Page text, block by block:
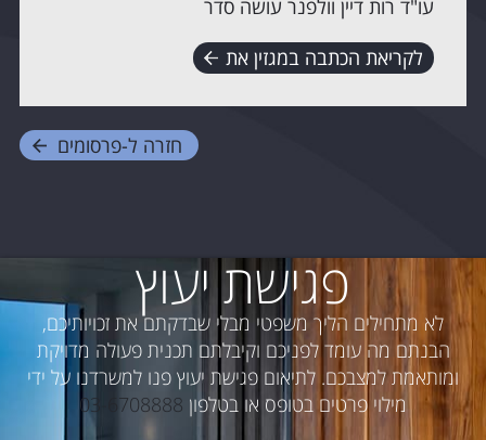
עו"ד רות דיין וולפנר עושה סדר
לקריאת הכתבה במגזין את
חזרה ל-פרסומים
פגישת יעוץ
לא מתחילים הליך משפטי מבלי שבדקתם את זכויותיכם,
הבנתם מה עומד לפניכם וקיבלתם תכנית פעולה מדויקת
ומותאמת למצבכם. לתיאום פגישת יעוץ פנו למשרדנו על ידי
מילוי פרטים בטופס או בטלפון 03-6708888